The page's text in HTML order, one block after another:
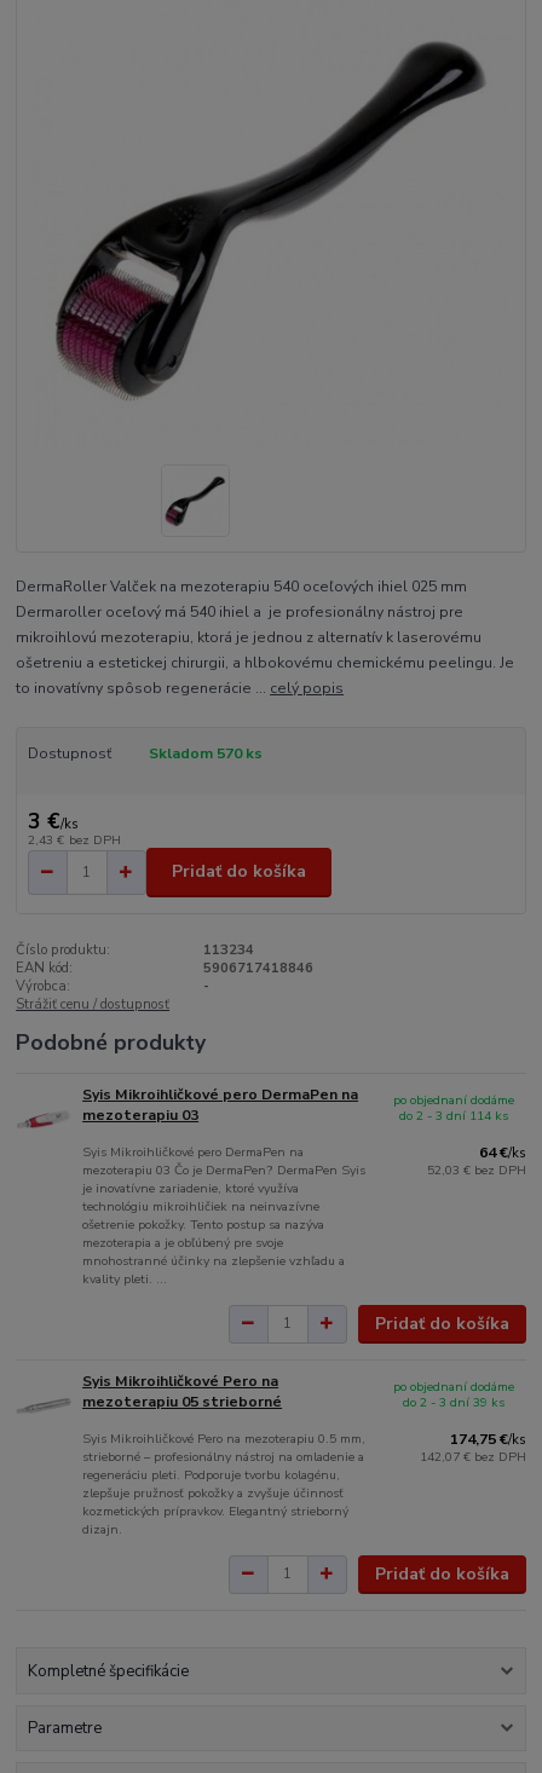
DermaRoller Valček na mezoterapiu 540 oceľových ihiel 025 mm
Dermaroller oceľový má 540 ihiel a je profesionálny nástroj pre
mikroihlovú mezoterapiu, ktorá je jednou z alternatív k laserovému
ošetreniu a estetickej chirurgii, a hlbokovému chemickému peelingu. Je
to inovatívny spôsob regenerácie ... celý popis
Dostupnosť Skladom 570 ks
3 €/ks
2,43 € bez DPH
Pridať do košíka
Číslo produktu:
113234
EAN kód:
5906717418846
Výrobca:
-
Strážiť cenu / dostupnosť
Podobné produkty
Syis Mikroihličkové pero DermaPen na
mezoterapiu 03
Syis Mikroihličkové pero DermaPen na
mezoterapiu 03 Čo je DermaPen? DermaPen Syis
je inovatívne zariadenie, ktoré využíva
technológiu mikroihličiek na neinvazívne
ošetrenie pokožky. Tento postup sa nazýva
mezoterapia a je obľúbený pre svoje
mnohostranné účinky na zlepšenie vzhľadu a
kvality pleti. ...
64 €/ks
52,03 € bez DPH
po objednaní dodáme
do 2 - 3 dní 114 ks
Pridať do košíka
Syis Mikroihličkové Pero na
mezoterapiu 05 strieborné
Syis Mikroihličkové Pero na mezoterapiu 0.5 mm,
strieborné – profesionálny nástroj na omladenie a
regeneráciu pleti. Podporuje tvorbu kolagénu,
zlepšuje pružnosť pokožky a zvyšuje účinnosť
kozmetických prípravkov. Elegantný strieborný
dizajn.
174,75 €/ks
142,07 € bez DPH
po objednaní dodáme
do 2 - 3 dní 39 ks
Pridať do košíka
Kompletné špecifikácie
Parametre